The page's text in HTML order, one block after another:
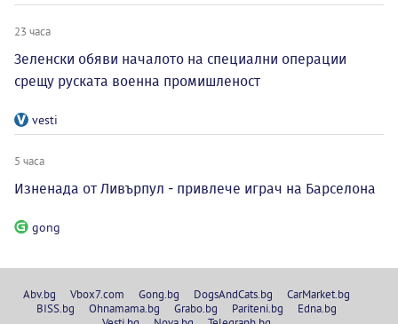
23 часа
Зеленски обяви началото на специални операции
срещу руската военна промишленост
vesti
5 часа
Изненада от Ливърпул - привлече играч на Барселона
gong
Abv.bg Vbox7.com Gong.bg DogsAndCats.bg
CarMarket.bg
BISS.bg
Ohnamama.bg Grabo.bg Pariteni.bg
Edna.bg